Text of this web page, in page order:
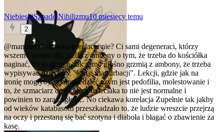
NiebieskiSzpadelNihilizmu10 miesięcy temu
2
@mannoroth
dziwka korelacja nie? Ci sami degeneraci, którzy
wszem i wobec drą pizdę z ambony o tym, że trzeba do kościółka
naginać, bo to grzech, tak samo głośno grzmią z ambony, że trzeba
wypisywać dziecko z "lekcji masturbacji". Lekcji, gdzie jak na
ironię mogłyby się dowiedzieć czym jest pedofilia, molestowanie i
to, że szmaciarz dotykający dzieciaka to nie jest normalne i
powinien to zaraz zgłosić. No ciekawa korelacja Zupełnie tak jakby
od wieków katabasom przeszkadzało to, że ludzie wreszcie przejrzą
na oczy i przestaną się bać szotyna i diaboła i błagać o zbawienie za
kasę.